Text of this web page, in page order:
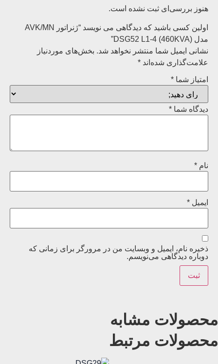
هنوز بررسی‌ای ثبت نشده است.
اولین کسی باشید که دیدگاهی می نویسد “ژنراتور AVK/MN
مدل (460KVA) DSG52 L1-4”
نشانی ایمیل شما منتشر نخواهد شد. بخش‌های موردنیاز
علامت‌گذاری شده‌اند *
امتیاز شما *
دیدگاه شما *
نام *
ایمیل *
ذخیره نام، ایمیل و وبسایت من در مرورگر برای زمانی که
دوباره دیدگاهی می‌نویسم.
محصولات مشابه
محصولات مرتبط